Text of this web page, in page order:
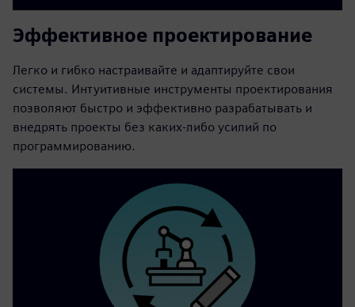
Эффективное проектирование
Легко и гибко настраивайте и адаптируйте свои
системы. Интуитивные инструменты проектирования
позволяют быстро и эффективно разрабатывать и
внедрять проекты без каких-либо усилий по
программированию.